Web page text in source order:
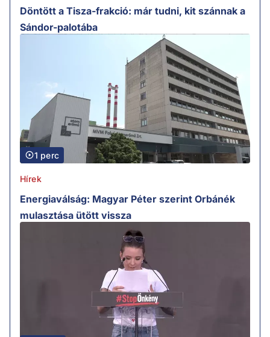
Döntött a Tisza-frakció: már tudni, kit szánnak a
Sándor-palotába
1 perc
Hírek
Energiaválság: Magyar Péter szerint Orbánék
mulasztása ütött vissza